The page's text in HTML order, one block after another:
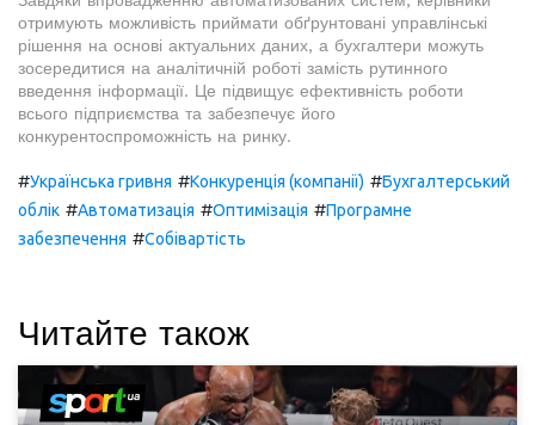
отримують можливість приймати обґрунтовані управлінські
рішення на основі актуальних даних, а бухгалтери можуть
зосередитися на аналітичній роботі замість рутинного
введення інформації. Це підвищує ефективність роботи
всього підприємства та забезпечує його
конкурентоспроможність на ринку.
#Українська гривня #Конкуренція (компанії) #Бухгалтерський
облік #Автоматизація #Оптимізація #Програмне
забезпечення #Собівартість
Читайте також